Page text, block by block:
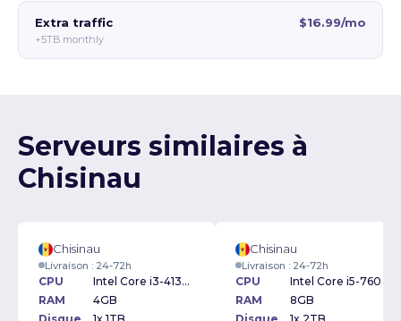
Extra traffic
+5TB monthly
$16.99/mo
Serveurs similaires à
Chisinau
Chisinau
Livraison : 24-72h
CPU
Intel Core i3-4130 3.40GHz
RAM
4GB
Chisinau
Livraison : 24-72h
CPU
RAM
8GB